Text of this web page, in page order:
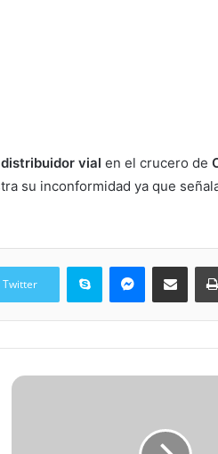
distribuidor vial en el crucero de
su inconformidad ya que
Twitter
Skype Messenger
Share via Email